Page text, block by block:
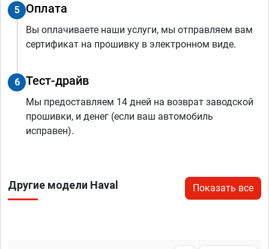
5 Оплата
Вы оплачиваете наши услуги, мы отправляем вам
сертификат на прошивку в электронном виде.
6 Тест-драйв
Мы предоставляем 14 дней на возврат заводской
прошивки, и денег (если ваш автомобиль
исправен).
Другие модели Haval Показать все